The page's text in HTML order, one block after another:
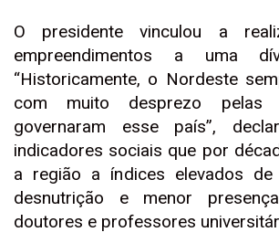
O presidente vinculou a
empreendimentos a uma
“Historicamente, o Nordeste
com muito desprezo pelas
governaram esse país”,
indicadores sociais que por
a região a índices elevados de
desnutrição e menor
doutores e professores